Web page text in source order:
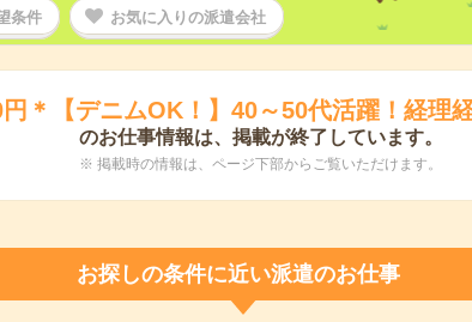
条件 お気に入りの派遣会社
＊【デニムOK！】40～50代活躍！経理
のお仕事情報は、掲載が終了しています。
※ 掲載時の情報は、ページ下部からご覧いただけます。
お探しの条件に近い派遣のお仕事